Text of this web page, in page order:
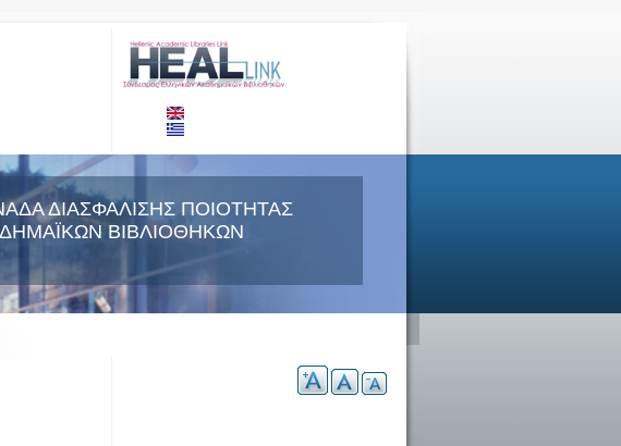
ΔΙΑΣΦΑΛΙΣΗΣ ΠΟΙΟΤΗΤΑΣ
ΒΙΒΛΙΟΘΗΚΩΝ